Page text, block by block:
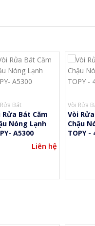
Bát
Rửa Bát Căm
Nóng Lạnh
A5300
Liên hệ
Vòi Rửa
Vòi
Chậu
TOPY -